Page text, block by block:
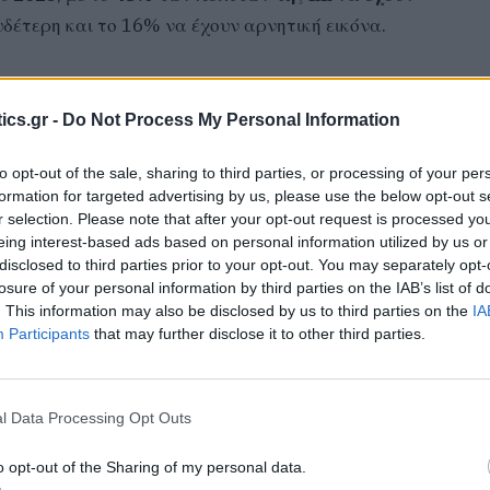
- Do Not Process My Personal Information
opt-out of the sale, sharing to third parties, or processing of your
for targeted advertising by us, please use the below opt-out
selection. Please note that after your opt-out request is processed
interest-based ads based on personal information utilized by us
to third parties prior to your opt-out. You may separately
of your personal information by third parties on the IAB’s list of
This information may also be disclosed by us to third parties on the
Participants that may further disclose it to other third parties.
Data Processing Opt Outs
opt-out of the Sharing of my personal data.
και το 16% να έχουν αρνητική εικόνα.
έχουνθετική εικόνα για την Ένωση
τον Μάρτιο του 2023. Αντιστοίχως, έχουν
και οι αρνητικές γνώμες των Ελλήνων κατά 9
θεωρεί ότι η χώρα μας έχει ωφεληθεί
σημαντικά υψηλότερο συγκριτικά με το 65%
2022.
η πρόεδρος του Ευρωπαϊκού
Ευρωβαρόμετρο αυτό δείχνει ότι η Ευρώπη έχει
και κοινωνικοοικονομικό πλαίσιο, οι πολίτες
εξεύρεση λύσεων. Η συντριπτική πλειοψηφία
της ΕΕ είχαν θετικό αντίκτυπο στην καθημερινή